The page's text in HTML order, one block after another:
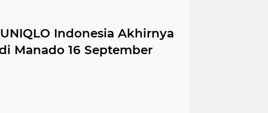
Indonesia Akhirnya
Manado 16 September